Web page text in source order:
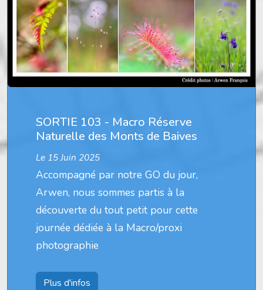
SORTIE 103 - Macro Réserve
Naturelle des Monts de Baives
Le 15 Juin 2025
Accompagné par notre GO du jour,
Arwen, nous sommes partis à la
découverte du tout petit pour cette
journée dédiée à la Macro/proxi
photographie
Plus d'infos